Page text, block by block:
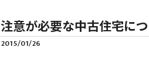
注意が必要な中古住宅に
2015/01/26